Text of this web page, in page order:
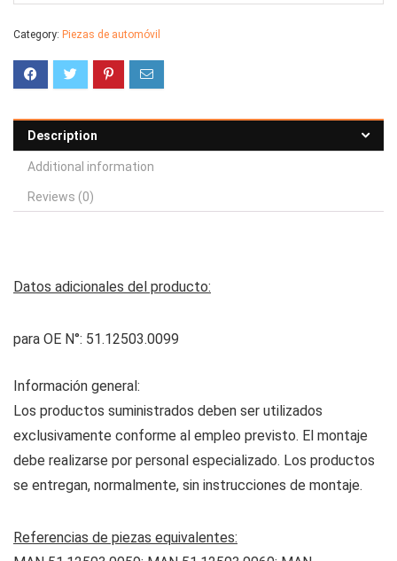
Category: Piezas de automóvil
Description
Additional information
Reviews (0)
Datos adicionales del producto:
para OE N°: 51.12503.0099
Información general:
Los productos suministrados deben ser utilizados
exclusivamente conforme al empleo previsto. El montaje
debe realizarse por personal especializado. Los productos
se entregan, normalmente, sin instrucciones de montaje.
Referencias de piezas equivalentes: